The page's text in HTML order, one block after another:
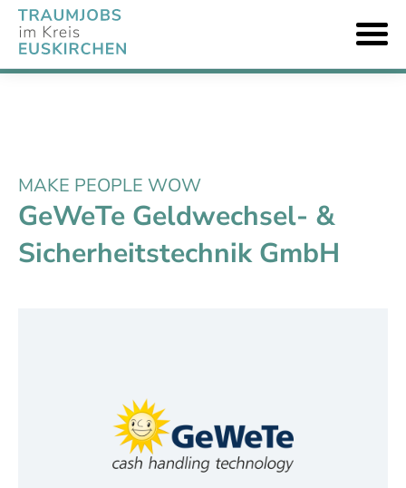
MAKE PEOPLE WOW
GeWeTe Geldwechsel- &
Sicherheitstechnik GmbH